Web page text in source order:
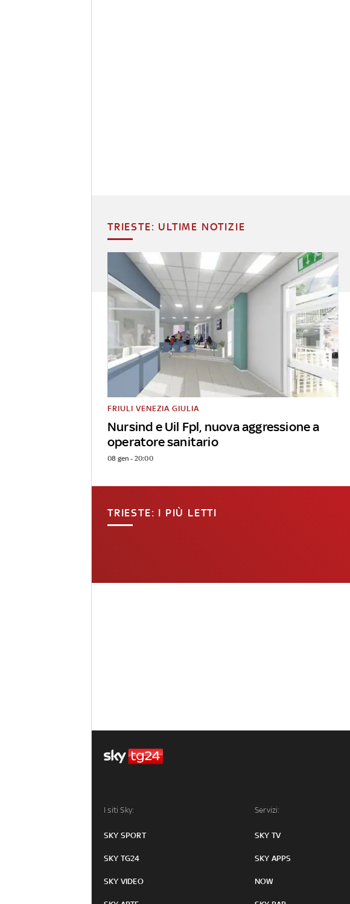
TRIESTE: ULTIME NOTIZIE
Nursind e Uil Fpl, nuova aggressione a
operatore sanitario
FRIULI VENEZIA GIULIA
08 gen - 20:00
TRIESTE: I PIÙ LETTI
I siti Sky:
SKY SPORT
SKY TG24
SKY VIDEO
Servizi:
SKY TV
SKY APPS
NOW